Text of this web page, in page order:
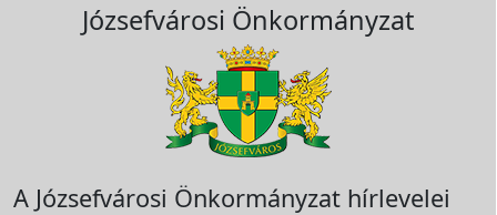
Józsefvárosi Önkormányzat
A Józsefvárosi Önkormányzat hírlevelei